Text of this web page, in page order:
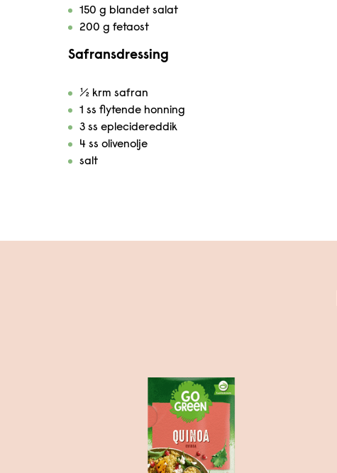
150 g blandet salat
200 g fetaost
Safransdressing
½ krm safran
1 ss flytende honning
3 ss eplecidereddik
4 ss olivenolje
salt